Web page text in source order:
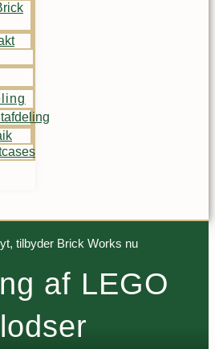
tilbyder Brick Works nu
af LEGO